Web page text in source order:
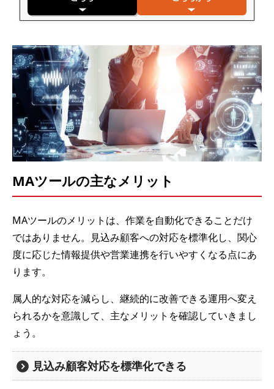
MAツールの主なメリット
MAツールのメリットは、作業を自動化できることだけ
ではありません。見込み顧客への対応を標準化し、関心
度に応じた情報提供や営業連携を行いやすくなる点にあ
ります。
属人的な対応を減らし、継続的に改善できる運用へ変え
られるかを意識して、主なメリットを確認していきまし
ょう。
見込み顧客対応を標準化できる